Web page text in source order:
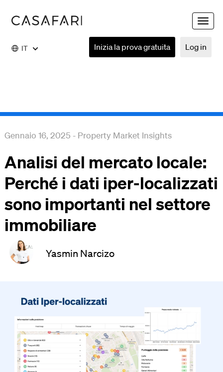
Toggle
IT Log in
Inizia la prova gratuita
Gennaio 16, 2025 - Property Market Insights
Analisi del mercato locale:
Perché i dati iper-localizzati
sono importanti nel settore
immobiliare
Yasmin Narcizo